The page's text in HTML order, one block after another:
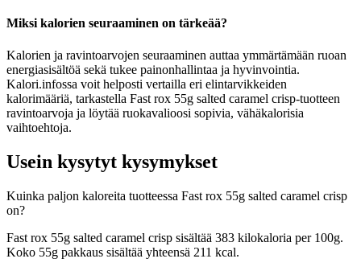
Miksi kalorien seuraaminen on tärkeää?
Kalorien ja ravintoarvojen seuraaminen auttaa ymmärtämään ruoan
energiasisältöä sekä tukee painonhallintaa ja hyvinvointia.
Kalori.infossa voit helposti vertailla eri elintarvikkeiden
kalorimääriä, tarkastella Fast rox 55g salted caramel crisp-tuotteen
ravintoarvoja ja löytää ruokavalioosi sopivia, vähäkalorisia
vaihtoehtoja.
Usein kysytyt kysymykset
Kuinka paljon kaloreita tuotteessa Fast rox 55g salted caramel crisp
on?
Fast rox 55g salted caramel crisp sisältää 383 kilokaloria per 100g.
Koko 55g pakkaus sisältää yhteensä 211 kcal.